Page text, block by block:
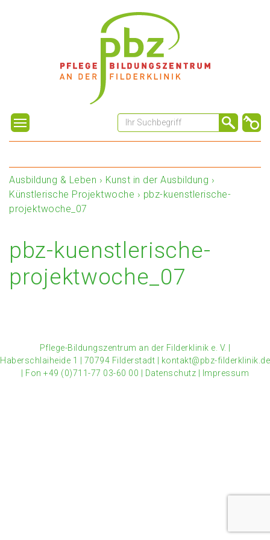
Ausbildung & Leben › Kunst in der Ausbildung ›
Künstlerische Projektwoche › pbz-kuenstlerische-
projektwoche_07
pbz-kuenstlerische-
projektwoche_07
Pflege-Bildungszentrum an der Filderklinik e. V.
Haberschlaiheide 1
70794 Filderstadt
kontakt@pbz-filderklinik.de
Fon +49 (0)711-77 03-60 00 Datenschutz Impressum